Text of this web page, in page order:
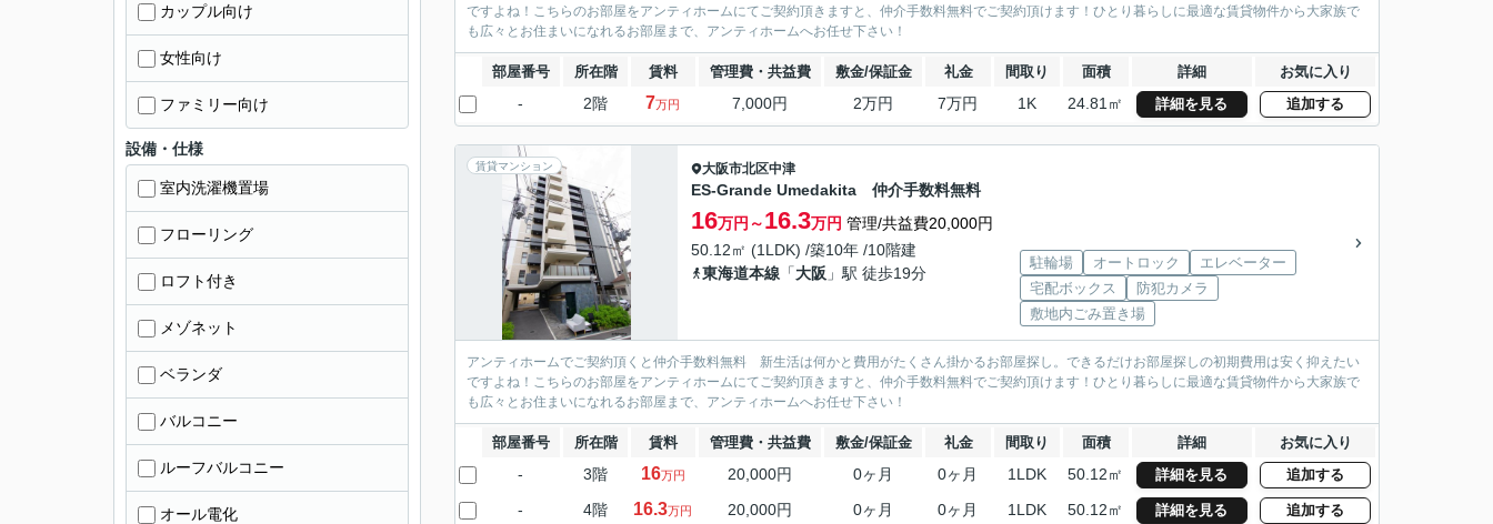
ですよね！こちらのお部屋をアンティホームにてご契約頂きますと、仲介手数料無料でご契約頂けます！ひとり暮らしに最適な賃貸物件から大家族で
も広々とお住まいになれるお部屋まで、アンティホームへお任せ下さい！
部屋番号 所在階 賃料 管理費・共益費 敷金/保証金 礼金 間取り 面積 詳細 お気に入り
- 2階 7万円 7,000円 2万円 7万円 1K 24.81㎡ 詳細を見る 追加する
賃貸マンション 大阪市北区中津
ES-Grande Umedakita 仲介手数料無料
16万円～16.3万円 管理/共益費20,000円
50.12㎡ (1LDK) /築10年 /10階建
東海道本線 「大阪 」駅 徒歩19分
駐輪場 オートロック
エレベーター
宅配ボックス
防犯カメラ
敷地内ごみ置き場
アンティホームでご契約頂くと仲介手数料無料 新生活は何かと費用がたくさん掛かるお部屋探し。できるだけお部屋探しの初期費用は安く抑えたい
ですよね！こちらのお部屋をアンティホームにてご契約頂きますと、仲介手数料無料でご契約頂けます！ひとり暮らしに最適な賃貸物件から大家族で
も広々とお住まいになれるお部屋まで、アンティホームへお任せ下さい！
部屋番号 所在階 賃料 管理費・共益費 敷金/保証金 礼金 間取り 面積 詳細 お気に入り
- 3階 16万円 20,000円 0ヶ月 0ヶ月 1LDK 50.12㎡ 詳細を見る 追加する
- 4階 16.3万円 20,000円 0ヶ月 0ヶ月 1LDK 50.12㎡ 詳細を見る 追加する
カップル向け
女性向け
ファミリー向け
設備・仕様
室内洗濯機置場
フローリング
ロフト付き
メゾネット
ベランダ
バルコニー
ルーフバルコニー
オール電化